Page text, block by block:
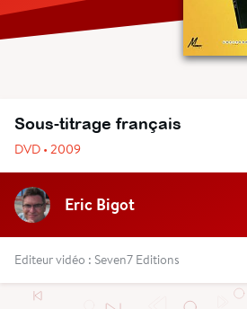
Sous-titrage français
DVD • 2009
Eric Bigot
Editeur vidéo : Seven7 Editions